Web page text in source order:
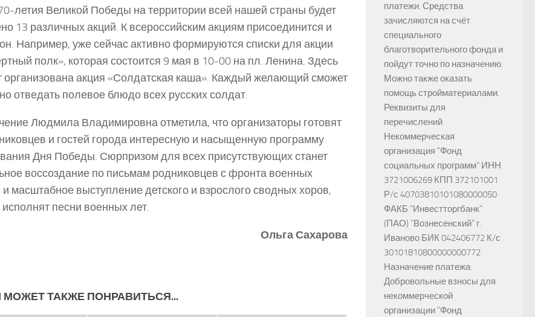
летия Великой Победы на территории всей нашей страны будет
13 различных акций. К всероссийским акциям присоединится и
Например, уже сейчас активно формируются списки для акции
полк», которая состоится 9 мая в 10-00 на пл. Ленина. Здесь
организована акция «Солдатская каша». Каждый желающий сможет
отведать полевое блюдо всех русских солдат.
Людмила Владимировна отметила, что организаторы готовят
и гостей города интересную и насыщенную программу
Дня Победы. Сюрпризом для всех присутствующих станет
воссоздание по письмам родниковцев с фронта военных
масштабное выступление детского и взрослого сводных хоров,
песни военных лет.
Ольга Сахарова
МОЖЕТ ТАКЖЕ ПОНРАВИТЬСЯ...
платежи. Средства
зачисляются на счёт
специального
благотворительного фонда и
пойдут точно по назначению.
Можно также оказать
помощь стройматериалами.
Реквизиты для
перечислений
Некоммерческая
организация "Фонд
социальных программ" ИНН
3721006269 КПП 372101001
Р/с 40703810101080000050
ФАКБ "Инвестторгбанк"
(ПАО) "Вознесенский" г.
Иваново БИК 042406772 К/с
30101810800000000772
Назначение платежа:
Добровольные взносы для
некоммерческой
организации "Фонд